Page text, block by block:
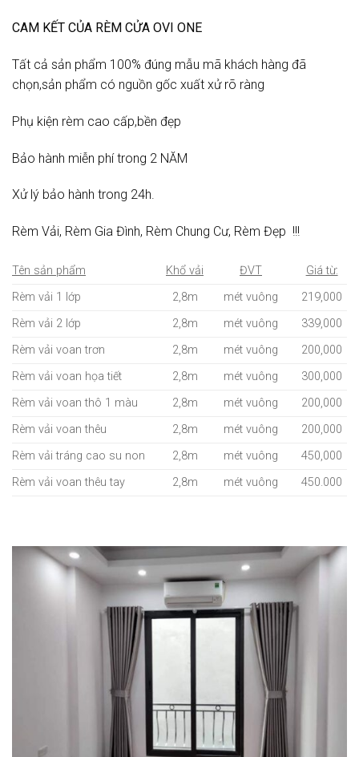
CAM KẾT CỦA RÈM CỬA OVI ONE
Tất cả sản phẩm 100% đúng mẫu mã khách hàng đã
chọn,sản phẩm có nguồn gốc xuất xử rõ ràng
Phụ kiện rèm cao cấp,bền đẹp
Bảo hành miễn phí trong 2 NĂM
Xử lý bảo hành trong 24h.
Rèm Vải, Rèm Gia Đình, Rèm Chung Cư, Rèm Đẹp !!!
Tên sản phẩm Khổ vải ĐVT
Giá từ:
Rèm vải 1 lớp
2,8m mét vuông
219,000
Rèm vải 2 lớp
2,8m mét vuông
339,000
Rèm vải voan trơn
2,8m mét vuông
200,000
Rèm vải voan họa tiết
2,8m mét vuông
300,000
Rèm vải voan thô 1 màu
2,8m mét vuông
200,000
Rèm vải voan thêu
2,8m mét vuông
200,000
Rèm vải tráng cao su non
2,8m mét vuông
450,000
Rèm vải voan thêu tay
2,8m mét vuông 450.000